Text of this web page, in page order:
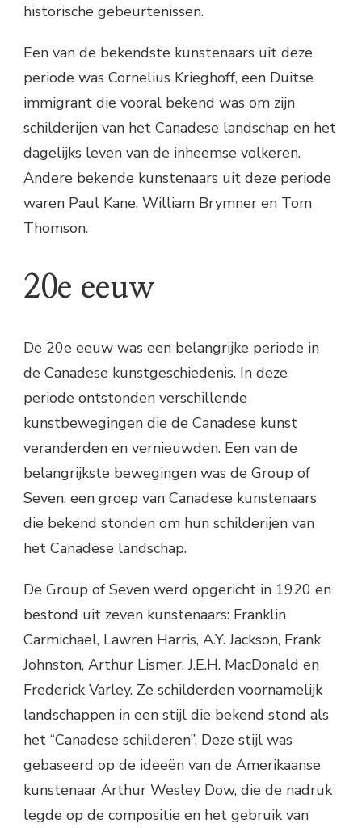
historische gebeurtenissen.
Een van de bekendste kunstenaars uit deze
periode was Cornelius Krieghoff, een Duitse
immigrant die vooral bekend was om zijn
schilderijen van het Canadese landschap en het
dagelijks leven van de inheemse volkeren.
Andere bekende kunstenaars uit deze periode
waren Paul Kane, William Brymner en Tom
Thomson.
20e eeuw
De 20e eeuw was een belangrijke periode in
de Canadese kunstgeschiedenis. In deze
periode ontstonden verschillende
kunstbewegingen die de Canadese kunst
veranderden en vernieuwden. Een van de
belangrijkste bewegingen was de Group of
Seven, een groep van Canadese kunstenaars
die bekend stonden om hun schilderijen van
het Canadese landschap.
De Group of Seven werd opgericht in 1920 en
bestond uit zeven kunstenaars: Franklin
Carmichael, Lawren Harris, A.Y. Jackson, Frank
Johnston, Arthur Lismer, J.E.H. MacDonald en
Frederick Varley. Ze schilderden voornamelijk
landschappen in een stijl die bekend stond als
het “Canadese schilderen”. Deze stijl was
gebaseerd op de ideeën van de Amerikaanse
kunstenaar Arthur Wesley Dow, die de nadruk
legde op de compositie en het gebruik van